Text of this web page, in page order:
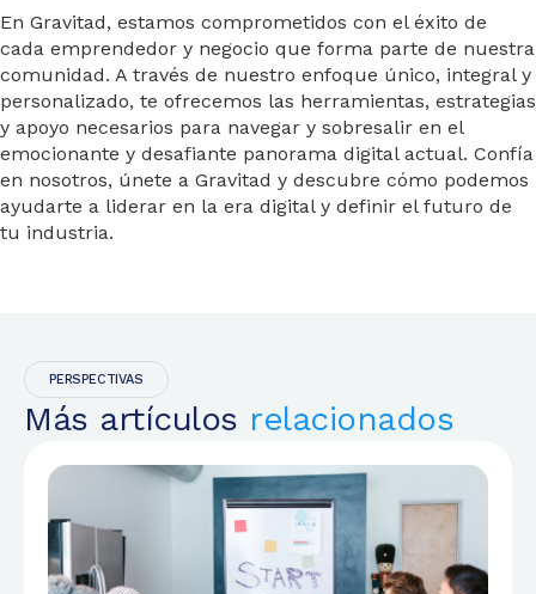
En Gravitad, estamos comprometidos con el éxito de
cada emprendedor y negocio que forma parte de nuestra
comunidad. A través de nuestro enfoque único, integral y
personalizado, te ofrecemos las herramientas, estrategias
y apoyo necesarios para navegar y sobresalir en el
emocionante y desafiante panorama digital actual. Confía
en nosotros, únete a Gravitad y descubre cómo podemos
ayudarte a liderar en la era digital y definir el futuro de
tu industria.
PERSPECTIVAS
Más artículos relacionados